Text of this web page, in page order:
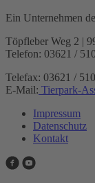
Ein Unternehmen
Töpfleber Weg 2 |
Telefon: 03621 /
Telefax: 03621 /
E-Mail: Tierpark-
Impressum
Datenschutz
Kontakt